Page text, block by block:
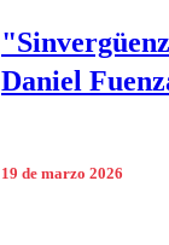
Daniel
19 de marzo 2026